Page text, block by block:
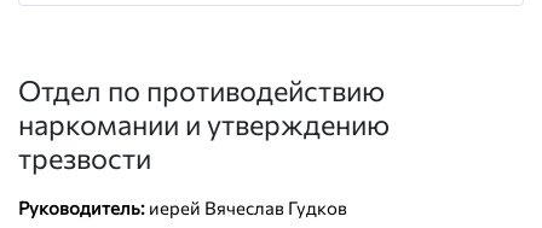
Отдел по противодействию
наркомании и утверждению
трезвости
Руководитель: иерей Вячеслав Гудков